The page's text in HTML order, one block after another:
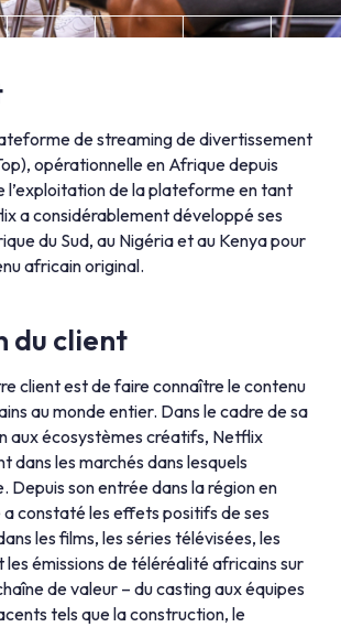
de streaming de divertissement
opérationnelle en Afrique depuis
l’exploitation de la plateforme en tant
a considérablement développé ses
du Sud, au Nigéria et au Kenya pour
africain original.
du client
client est de faire connaître le contenu
au monde entier. Dans le cadre de sa
aux écosystèmes créatifs, Netflix
dans les marchés dans lesquels
Depuis son entrée dans la région en
a constaté les effets positifs de ses
les films, les séries télévisées, les
émissions de téléréalité africains sur
de valeur – du casting aux équipes
tels que la construction, le